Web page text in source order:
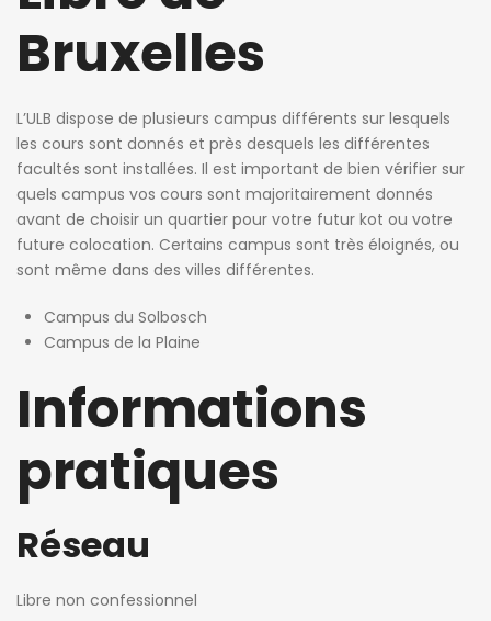
Bruxelles
L’ULB dispose de plusieurs campus différents sur lesquels
les cours sont donnés et près desquels les différentes
facultés sont installées. Il est important de bien vérifier sur
quels campus vos cours sont majoritairement donnés
avant de choisir un quartier pour votre futur kot ou votre
future colocation. Certains campus sont très éloignés, ou
sont même dans des villes différentes.
Campus du Solbosch
Campus de la Plaine
Informations
pratiques
Réseau
Libre non confessionnel